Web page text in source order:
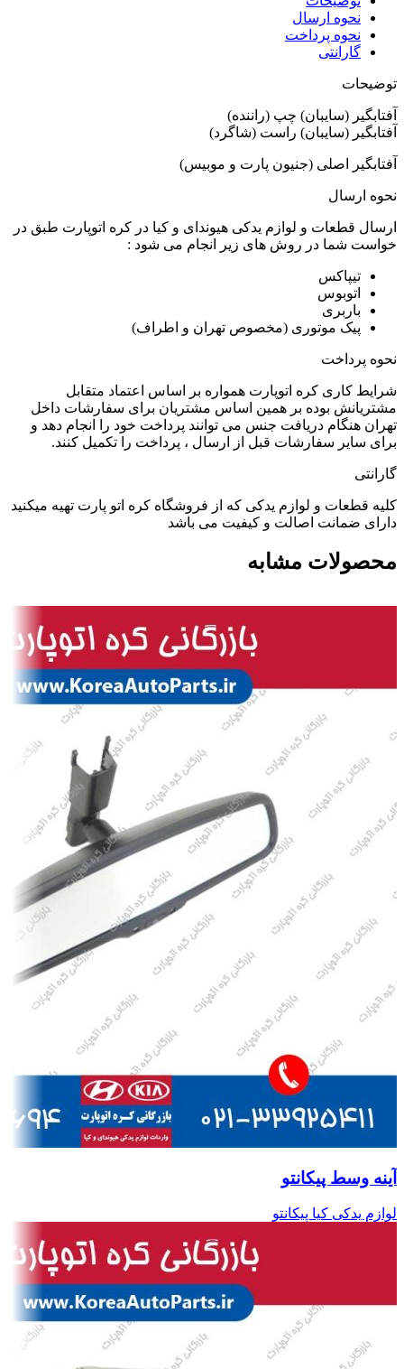
نحوه ارسال
نحوه پرداخت
گارانتی
توضیحات
آفتابگیر (سایبان) چپ (راننده)
آفتابگیر (سایبان) راست (شاگرد)
آفتابگیر اصلی (جنیون پارت و موبیس)
نحوه ارسال
ارسال قطعات و لوازم یدکی هیوندای و کیا در کره اتوپارت طبق در
خواست شما در روش های زیر انجام می شود :
تیپاکس
اتوبوس
باربری
پیک موتوری (مخصوص تهران و اطراف)
نحوه پرداخت
شرایط کاری کره اتوپارت همواره بر اساس اعتماد متقابل
مشتریانش بوده بر همین اساس مشتریان برای سفارشات داخل
تهران هنگام دریافت جنس می توانند پرداخت خود را انجام دهد و
برای سایر سفارشات قبل از ارسال ، پرداخت را تکمیل کنند.
گارانتی
کلیه قطعات و لوازم یدکی که از فروشگاه کره اتو پارت تهیه میکنید
دارای ضمانت اصالت و کیفیت می باشد
محصولات مشابه
آینه وسط پیکانتو
لوازم یدکی کیا پیکانتو